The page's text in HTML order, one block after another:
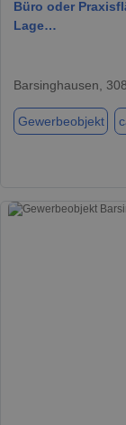
Büro oder
Lage…
Barsinghausen,
Gewerbeobjekt